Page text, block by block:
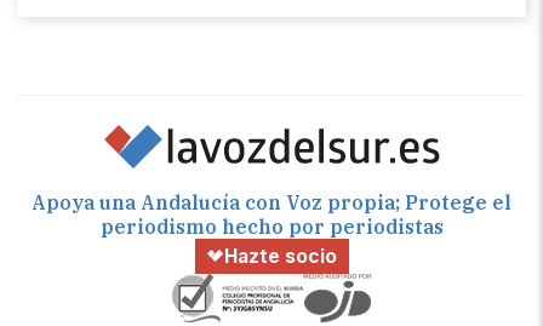
Apoya una Andalucía con Voz propia; Protege el
periodismo hecho por periodistas
Hazte socio